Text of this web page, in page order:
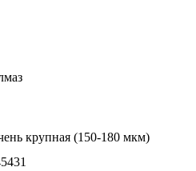
крупная (150-180 мкм)